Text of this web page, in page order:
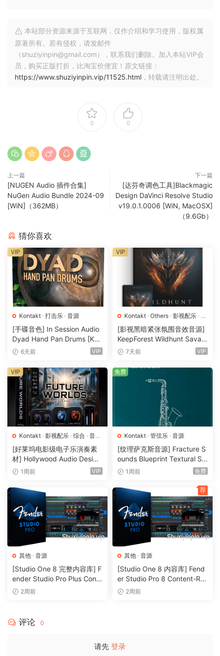
多模滤波器和 LFO
使用多模滤波器和 LFO 塑造你需要的声音，调制截止频率，让
声音从平滑的动作变为巨大的疯狂。
FX
– 颤音、合唱、移相器或朗格、调制效果将为任何补丁增添生命
ADSR 包络
和打击声。
高级设置
– 完全控制 LFO 波形、时序和触发行为，实现最大的灵活性和
运动性
适用于 Maschine
适用于 NI Kontakt Player v6.4.2 或更高版本！
Cinematic toolkit for lovers of synthesizers and massive
reverb sounds.
With 67 sound sources sampled form a wide ranqe of
recordinqs for infinite possibilities.
Heavily drowned in varoius reverb units for everlastinq
drones, pads and unigue evolvinq textures.
From plastic analoq synth patches or acoustic instructions
to the most unexpected sounds of everyday objects, its
qreat additoin in your compositoin tools.
With a multimode filter and LFO, envelope, drive,
modulatoin, delay and reverb, qet an infinity of sound
possibilities.
Once you found your sound, just play one note or chord,
Despite heir varieties, all the recordinqs have one thinq in
They were heavily sent and drowned in reverberatoin
oriqinal texturesresonatinq for lonq times almost hidinq
本站部分资源来源于互联网，仅作介绍和学习使用，版权属
原著所有。若有侵权，请发邮件
（shuziyinpin@gmail.com），联系我们删除。加入本站VIP会
员，购买正版打折，比淘宝价便宜！原文链接：
https://www.shuziyinpin.vip/11525.html ，转载请注明出处。
0 0
上一篇
[NUGEN Audio 插件合集]
NuGen Audio Bundle 2024-09
[WiN]（362MB）
下一篇
[达芬奇调色工具]Blackmagic
Design DaVinci Resolve Studio
v19.0.1.0006 [WiN, MacOSX]
（9.6Gb）
猜你喜欢
Kontakt · 打击乐 · 音源
[手碟音色] In Session Audio
Dyad Hand Pan Drums [KO
NTAKT]（4.33GB）
6天前 VIP
VIP
Kontakt · Others · 影视配乐 · 环
境铺底· 素材 ·采样 ·音效特殊·
音源
[影视黑暗紧张氛围音效音源]
KeepForest Wildhunt Savag
e Ritual Tension [WAV, KON
7天前 VIP
VIP
Kontakt · 影视配乐 · 综合 · 音效
特殊· 音源
[好莱坞电影级电子乐演奏素
材] Hollywood Audio Design
FUTURE WORLDS [KONTAK
1周前 VIP
VIP
Kontakt · 管弦乐 · 音源
[纹理萨克斯音源] Fracture S
ounds Blueprint Textural Sa
x (Woodwind Experiments)
1周前 免费
免费
其他 · 音源
[Studio One 8 完整内容库] F
ender Studio Pro Plus Conte
nt 2026-R2R（166GB）
2周前
其他 · 音源
[Studio One 8 内容库] Fend
er Studio Pro 8 Content-R2
R（33.5GB）
2周前
荐
评论 0
请先 登录